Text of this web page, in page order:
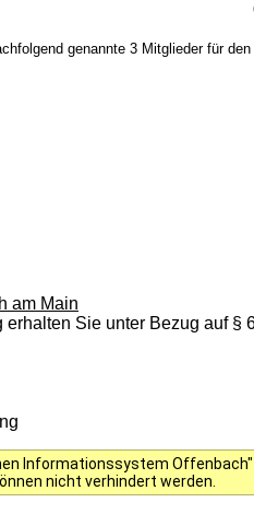
65
genannte 3 Mitglieder für
am Main
Sie unter Bezug auf §
Informationssystem
nicht verhindert werden.